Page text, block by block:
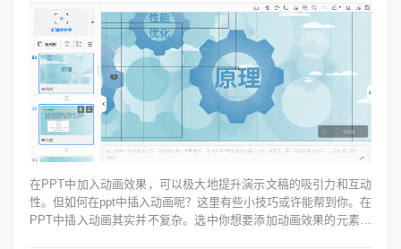
在PPT中加入动画效果，可以极大地提升演示文稿的吸引力和互动
性。但如何在ppt中插入动画呢？这里有些小技巧或许能帮到你。在
PPT中插入动画其实并不复杂。选中你想要添加动画效果的元素，